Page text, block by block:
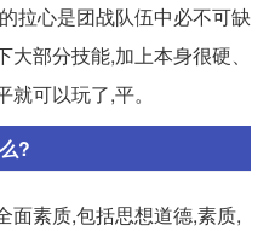
拉心是团战队伍中必不可缺
部分技能,加上本身很硬、
可以玩了,平。
?
面素质,包括思想道德,素质,